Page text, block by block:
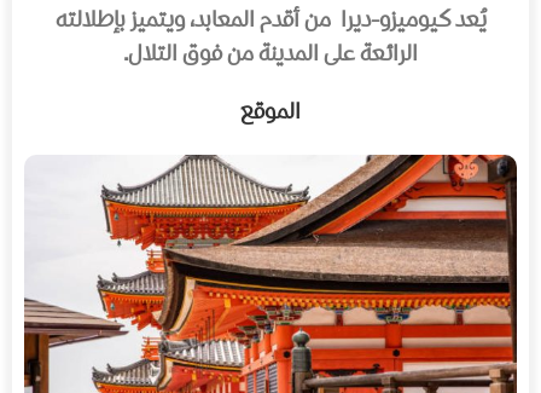
يُعد كيوميزو-ديرا من أقدم المعابد، ويتميز بإطلالته
الرائعة على المدينة من فوق التلال.
الموقع